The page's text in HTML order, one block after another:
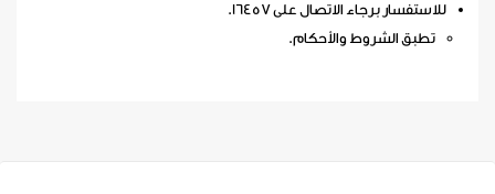
للاستفسار برجاء الاتصال على 16457.
تطبق الشروط والأحكام.